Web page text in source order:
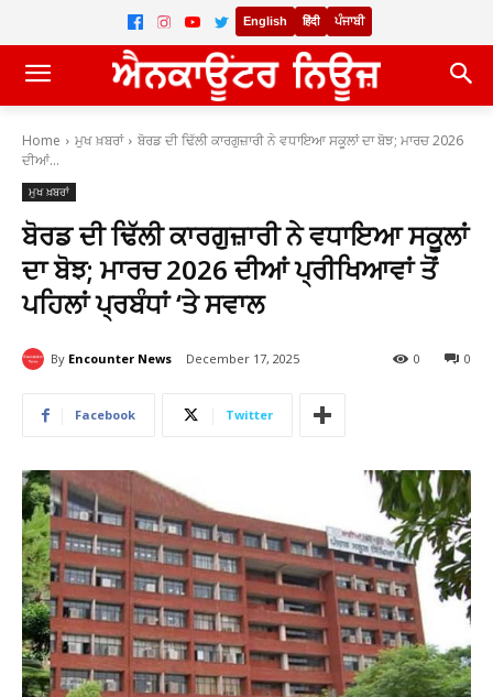
English हिंदी ਪੰਜਾਬੀ
Home ਮੁਖ ਖ਼ਬਰਾਂ
ਬੋਰਡ ਦੀ ਢਿੱਲੀ ਕਾਰਗੁਜ਼ਾਰੀ ਨੇ ਵਧਾਇਆ ਸਕੂਲਾਂ ਦਾ ਬੋਝ; ਮਾਰਚ 2026
ਦੀਆਂ...
ਮੁਖ ਖ਼ਬਰਾਂ
ਬੋਰਡ ਦੀ ਢਿੱਲੀ ਕਾਰਗੁਜ਼ਾਰੀ ਨੇ ਵਧਾਇਆ ਸਕੂਲਾਂ
ਦਾ ਬੋਝ; ਮਾਰਚ 2026 ਦੀਆਂ ਪ੍ਰੀਖਿਆਵਾਂ ਤੋਂ
ਪਹਿਲਾਂ ਪ੍ਰਬੰਧਾਂ ‘ਤੇ ਸਵਾਲ
By Encounter News December 17, 2025 0
0
Facebook Twitter